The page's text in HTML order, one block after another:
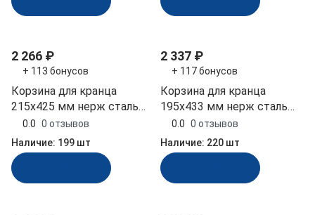
2 266 ₽
+ 113 бонусов
Корзина для кранца
215x425 мм нерж сталь
(020313T)
0.0 0 отзывов
Наличие: 199 шт
2 337 ₽
+ 117 бонусов
Корзина для кранца
195х433 мм нерж сталь
(10246763)
0.0 0 отзывов
Наличие: 220 шт